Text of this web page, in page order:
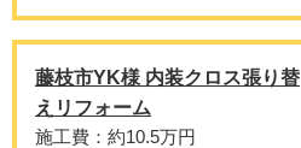
藤枝市YK様 内装クロス張り替
えリフォーム
施工費：約10.5万円